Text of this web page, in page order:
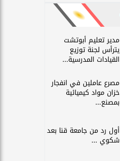
مدير تعليم أبوتشت
يترأس لجنة توزيع
القيادات المدرسية...
مصرع عاملين في انفجار
خزان مواد كيميائية
بمصنع...
أول رد من جامعة قنا بعد
شكوي ...